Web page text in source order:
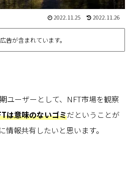
2022.11.25 2022.11.26
告が含まれています。
ユーザーとして、NFT市場を観察
は意味のないゴミだということが
情報共有したいと思います。